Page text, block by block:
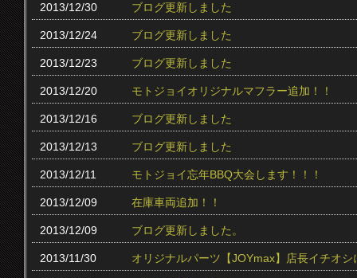
2013/12/30 ブログ更新しました
2013/12/24 ブログ更新しました
2013/12/23 ブログ更新しました
2013/12/20 モトジョイオリジナルマフラー追加！！
2013/12/16 ブログ更新しました
2013/12/13 ブログ更新しました
2013/12/11 モトジョイ忘年BBQ大会します！！！
2013/12/09 在庫車両追加！！
2013/12/09 ブログ更新しました。
2013/11/30 オリジナルパーツ【JOYmax】店長イチオ